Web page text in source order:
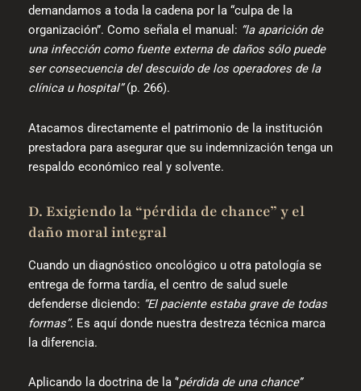
demandamos a toda la cadena por la “culpa de la
organización”. Como señala el manual: “la aparición de
una infección como fuente externa de daños sólo puede
ser consecuencia del descuido de los operadores de la
clínica u hospital”(p. 266).
Atacamos directamente el patrimonio de la institución
prestadora para asegurar que su indemnización tenga un
respaldo económico real y solvente.
D. Exigiendo la “pérdida de chance” y el
daño moral integral
Cuando un diagnóstico oncológico u otra patología se
entrega de forma tardía, el centro de salud suele
defenderse diciendo: “El paciente estaba grave de todas
formas”. Es aquí donde nuestra destreza técnica marca
la diferencia.
Aplicando la doctrina de la ‘’pérdida de una chance’’